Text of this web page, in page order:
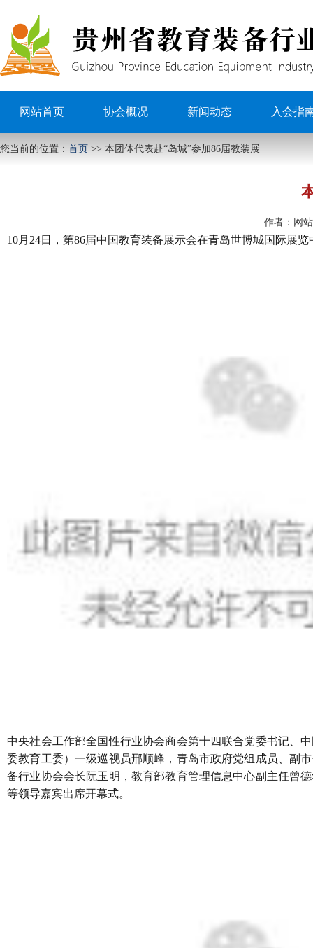
网站首页 协会概况 新闻动态 入会指
您当前的位置： 首页 >> 本团体代表赴“岛城”参加86届教装展
作者： 网
10月24日，第86届中国教育装备展示会在青岛世博城国际展
中央社会工作部全国性行业协会商会第十四联合党委书记、
委教育工委）一级巡视员邢顺峰，青岛市政府党组成员、副
备行业协会会长阮玉明，教育部教育管理信息中心副主任曾
等领导嘉宾出席开幕式。